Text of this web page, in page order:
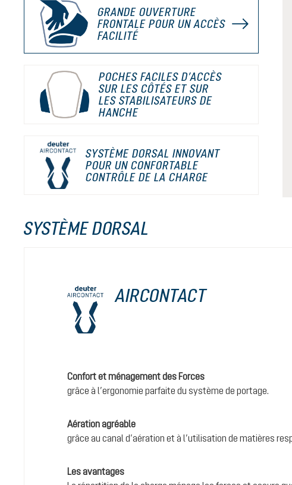
GRANDE OUVERTURE
FRONTALE POUR UN ACCÈS
FACILITÉ
POCHES FACILES D’ACCÈS
SUR LES CÔTÉS ET SUR
LES STABILISATEURS DE
HANCHE
SYSTÈME DORSAL INNOVANT
POUR UN CONFORTABLE
CONTRÔLE DE LA CHARGE
SYSTÈME DORSAL
AIRCONTACT
Confort et ménagement des Forces
grâce à l’ergonomie parfaite du système de portage.
Aération agréable
grâce au canal d’aération et à l’utilisation de matières
Les avantages